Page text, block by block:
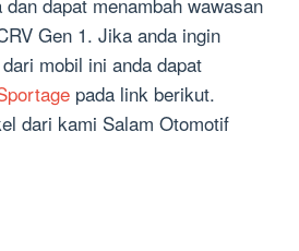
Gen 1. Jika anda ingin
mobil ini anda dapat
pada link berikut.
dari kami Salam Otomotif